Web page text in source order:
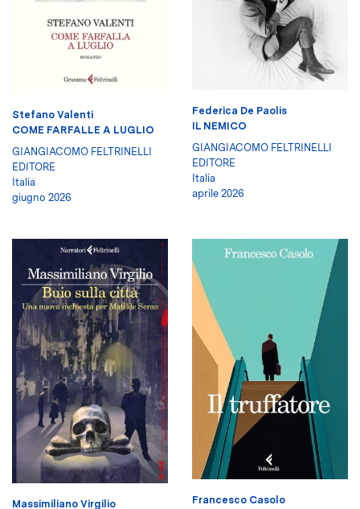
Stefano Valenti
COME FARFALLE A LUGLIO
GIANGIACOMO FELTRINELLI
EDITORE
Italia
giugno 2026
Federica De Paolis
IL NEMICO
GIANGIACOMO FELTRINELLI
EDITORE
Italia
aprile 2026
Massimiliano Virgilio Francesco Casolo